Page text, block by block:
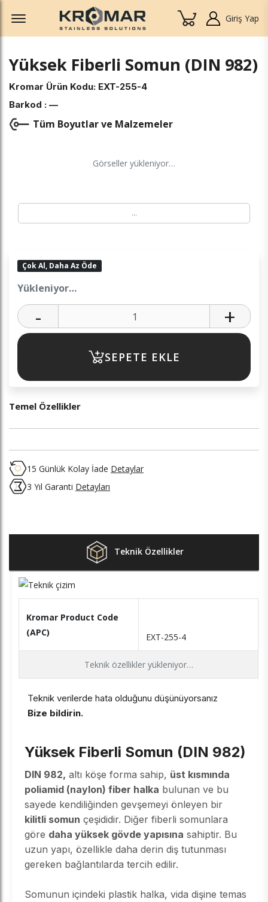
Offcanvas Menu Open
Giriş Yap
Yüksek Fiberli Somun (DIN 982)
Kromar Ürün Kodu: EXT-255-4
Barkod : —
Tüm Boyutlar ve Malzemeler
Görseller yükleniyor…
…
Çok Al, Daha Az Öde
Yükleniyor…
- +
SEPETE EKLE
Temel Özellikler
15 Günlük Kolay İade Detaylar
3 Yıl Garanti Detayları
Teknik Özellikler
Kromar Product Code
(APC)
EXT-255-4
Teknik özellikler yükleniyor…
Teknik verilerde hata olduğunu düşünüyorsanız
Bize bildirin.
Yüksek Fiberli Somun (DIN 982)
DIN 982, altı köşe forma sahip, üst kısmında
poliamid (naylon) fiber halka bulunan ve bu
sayede kendiliğinden gevşemeyi önleyen bir
kilitli somun çeşididir. Diğer fiberli somunlara
göre daha yüksek gövde yapısına sahiptir. Bu
uzun yapı, özellikle daha derin diş tutunması
gereken bağlantılarda tercih edilir.
Somunun içindeki plastik halka, vida dişine temas